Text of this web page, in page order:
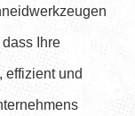
Ihre
effizient und